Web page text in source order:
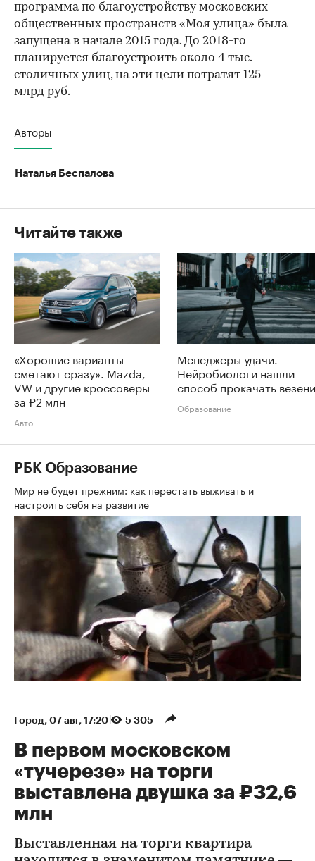
программа по благоустройству московских
общественных пространств «Моя улица» была
запущена в начале 2015 года. До 2018-го
планируется благоустроить около 4 тыс.
столичных улиц, на эти цели потратят 125
млрд руб.
Авторы
Наталья Беспалова
Читайте также
«Хорошие варианты
сметают сразу». Mazda,
VW и другие кроссоверы
за ₽2 млн
Авто
Менеджеры удачи.
Нейробиологи нашли
способ прокачать
Образование
РБК Образование
Мир не будет прежним: как перестать выживать и
настроить себя на развитие
Город⁠, 07 авг, 17:20 5 305
В первом московском
«тучерезе» на торги
выставлена двушка за ₽32,6
млн
Выставленная на торги квартира